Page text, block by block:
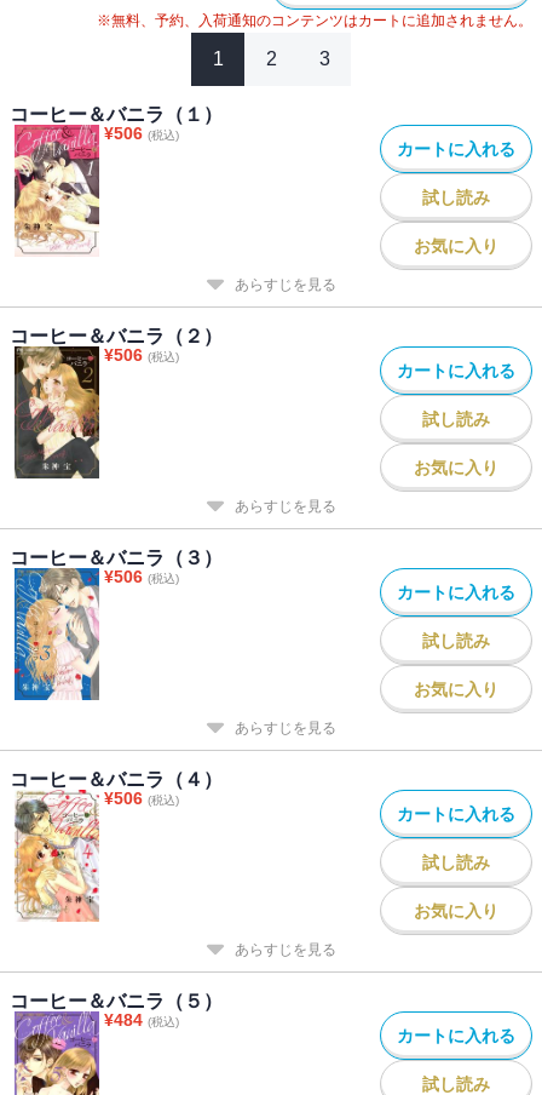
※無料、予約、入荷通知のコンテンツはカートに追加されません。
1 2 3
コーヒー＆バニラ（１）
¥506 (税込)
カートに入れる
試し読み
お気に入り
あらすじを見る
コーヒー＆バニラ（２）
¥506 (税込)
カートに入れる
試し読み
お気に入り
あらすじを見る
コーヒー＆バニラ（３）
¥506 (税込)
カートに入れる
試し読み
お気に入り
あらすじを見る
コーヒー＆バニラ（４）
¥506 (税込)
カートに入れる
試し読み
お気に入り
あらすじを見る
コーヒー＆バニラ（５）
¥484 (税込)
カートに入れる
試し読み